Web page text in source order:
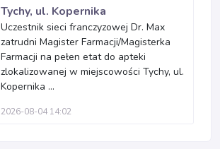
Tychy, ul. Kopernika
Uczestnik sieci franczyzowej Dr. Max
zatrudni Magister Farmacji/Magisterka
Farmacji na pełen etat do apteki
zlokalizowanej w miejscowości Tychy, ul.
Kopernika ...
2026-08-04 14:02